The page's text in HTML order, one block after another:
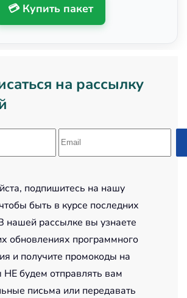
💳 Купить пакет
на рассылку
подпишитесь на нашу
быть в курсе последних
нашей рассылке вы узнаете
обновлениях программного
и получите промокоды на
будем отправлять вам
письма или передавать